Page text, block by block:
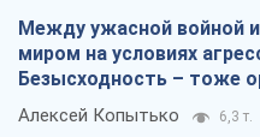
Между ужасной войной
миром на условиях
Безысходность – тоже
Алексей Копытько 6,3 т.